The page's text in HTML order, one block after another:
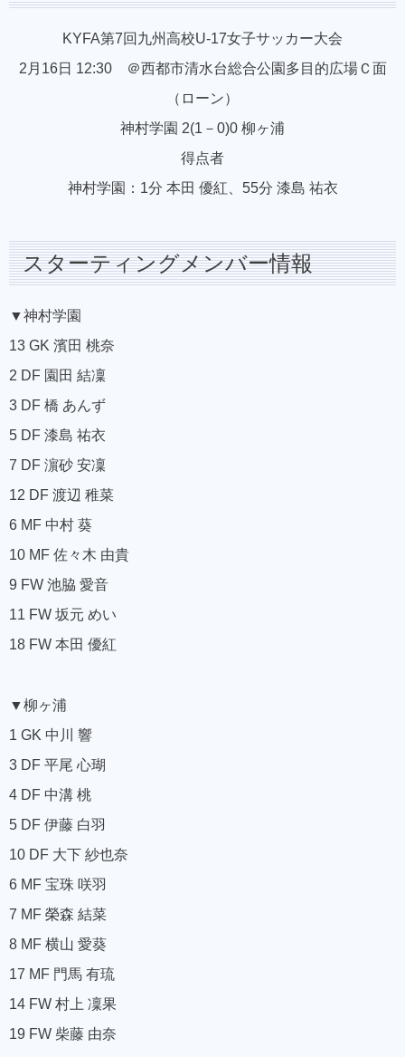
KYFA第7回九州高校U-17女子サッカー大会
2月16日 12:30 ＠西都市清水台総合公園多目的広場Ｃ面
（ローン）
神村学園 2(1－0)0 柳ヶ浦
得点者
神村学園：1分 本田 優紅、55分 漆島 祐衣
スターティングメンバー情報
▼神村学園
13 GK 濱田 桃奈
2 DF 園田 結凜
3 DF 橋 あんず
5 DF 漆島 祐衣
7 DF 濵砂 安凜
12 DF 渡辺 稚菜
6 MF 中村 葵
10 MF 佐々木 由貴
9 FW 池脇 愛音
11 FW 坂元 めい
18 FW 本田 優紅
▼柳ヶ浦
1 GK 中川 響
3 DF 平尾 心瑚
4 DF 中溝 桃
5 DF 伊藤 白羽
10 DF 大下 紗也奈
6 MF 宝珠 咲羽
7 MF 榮森 結菜
8 MF 横山 愛葵
17 MF 門馬 有琉
14 FW 村上 凜果
19 FW 柴藤 由奈